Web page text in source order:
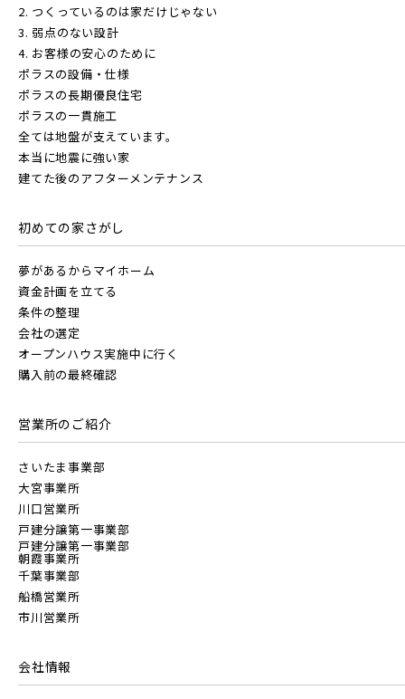
JR
JR京浜東北線
JR埼京線
JR川越線
JR東北本線 [宇都宮線]
JR高崎線
JR武蔵野線
JR常磐線 [各駅停車]
JR常磐線 [快速]
地図から探す
見学OK
【予告広告】リーズン青砥 アイ・ラウンジ
始。◆京成本線・京成押上線「青砥」駅徒歩8分の駅近プロ
地図にあるご希望の物件アイコンをクリックすると
見学OK
見学不可
テーマから探す
すぐに入居可能
地域
すべて
画像
すべて
キッチン
こだわり条件
指定なし
販売開始前の物件
2. つくっているのは家だけじゃない
3. 弱点のない設計
4. お客様の安心のために
ポラスの設備・仕様
ポラスの長期優良住宅
ポラスの一貫施工
全ては地盤が支えています。
本当に地震に強い家
建てた後のアフターメンテナンス
初めての家さがし
夢があるからマイホーム
資金計画を立てる
条件の整理
会社の選定
オープンハウス実施中に行く
購入前の最終確認
営業所のご紹介
さいたま事業部
大宮事業所
川口営業所
戸建分譲第一事業部
戸建分譲第一事業部
朝霞事業所
千葉事業部
船橋営業所
市川営業所
会社情報